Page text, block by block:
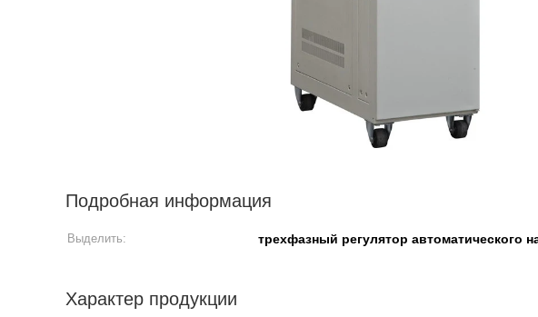
Подробная информация
Выделить: трехфазный регулятор автоматического
Характер продукции